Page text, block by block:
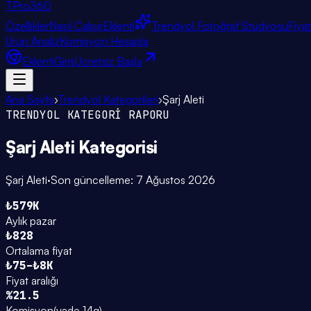
TPro360
ÖzelliklerNasıl ÇalışırEklenti Trendyol Fotoğraf Stüdyosu
Ürün AnalizKomisyon Hesapla
EklentiGirişÜcretsiz Başla
Ana Sayfa›Trendyol Kategorileri›Şarj Aleti
TRENDYOL KATEGORİ RAPORU
Şarj Aleti Kategorisi
Şarj Aleti·Son güncelleme: 7 Ağustos 2026
₺579K
Aylık pazar
₺828
Ortalama fiyat
₺75–₺8K
Fiyat aralığı
%21.5